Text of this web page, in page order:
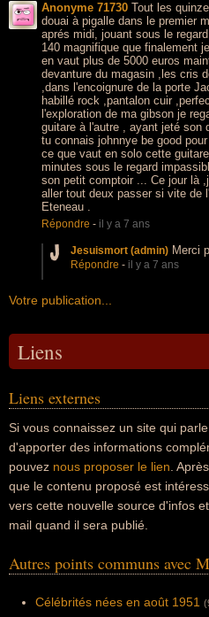
Anonyme 71730 Tout les
douai à pigalle dans le premier
aprés midi, jouant sous le
140 magnifique que finalement
en vaut plus de 5000 euros
devanture du magasin ,les cris
,dans l'encoignure de la porte
habillé rock ,pantalon cuir
l'exploration de ma gibson je
guitare à l'autre , ayant jeté son
tu connais johnnye be good
ce que vaut en solo cette
minutes sous le regard
son petit comptoir ... Ce jour là
aller tout deux passer si vite de
Eteneau .
Répondre - il y a 7 ans
Jesuismort (admin) Merci
Répondre - il y a 7 ans
Votre publication...
Liens
Liens externes
Si vous connaissez un site qui
d'apporter des informations
pouvez nous proposer le lien .
que le contenu proposé est
vers cette nouvelle source d'infos
mail quand il sera publié.
Autres points communs avec
Célébrités nées en août 1951